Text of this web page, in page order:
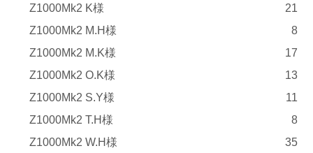
Z1000Mk2 K様
21
Z1000Mk2 M.H様
8
Z1000Mk2 M.K様
17
Z1000Mk2 O.K様
13
Z1000Mk2 S.Y様
11
Z1000Mk2 T.H様
8
Z1000Mk2 W.H様
35